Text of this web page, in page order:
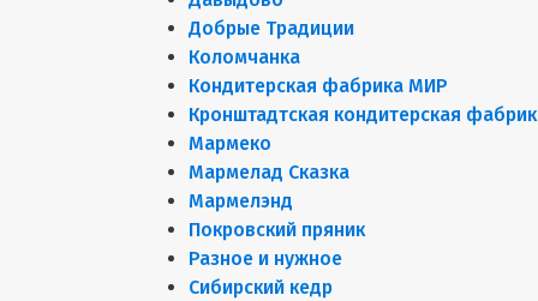
Добрые Традиции
Коломчанка
Кондитерская фабрика МИР
Кронштадтская кондитерская
Мармеко
Мармелад Сказка
Мармелэнд
Покровский пряник
Разное и нужное
Сибирский кедр